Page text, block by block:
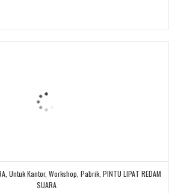
Untuk Kantor, Workshop, Pabrik, PINTU LIPAT REDAM
SUARA